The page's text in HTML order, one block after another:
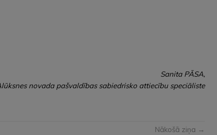
Sanita PĀSA,
novada pašvaldības sabiedrisko attiecību speciāliste
Nākošā ziņa →